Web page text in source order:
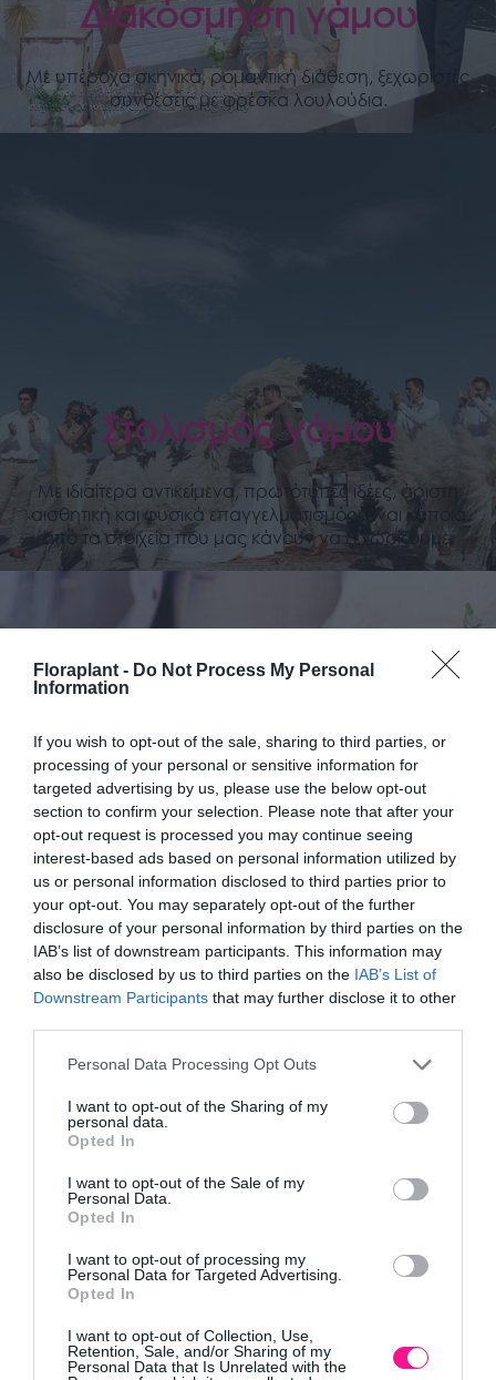
Floraplant - Do Not Process My Personal
Information
If you wish to opt-out of the sale, sharing to third parties, or
processing of your personal or sensitive information for
targeted advertising by us, please use the below opt-out
section to confirm your selection. Please note that after your
opt-out request is processed you may continue seeing
interest-based ads based on personal information utilized by
us or personal information disclosed to third parties prior to
your opt-out. You may separately opt-out of the further
disclosure of your personal information by third parties on the
IAB’s list of downstream participants. This information may
also be disclosed by us to third parties on the IAB’s List of
Downstream Participants that may further disclose it to other
Please note that this website/app uses one or more Google
not limited to your visit or usage behaviour. You may click to
grant or deny consent to Google and its third-party tags to
use your data for below specified purposes in below Google
consent section.
Personal Data Processing Opt Outs
I want to opt-out of the Sharing of my
personal data.
Opted In
I want to opt-out of the Sale of my
Personal Data.
Opted In
I want to opt-out of processing my
Personal Data for Targeted Advertising.
Opted In
I want to opt-out of Collection, Use,
Retention, Sale, and/or Sharing of my
Personal Data that Is Unrelated with the
Διακόσμηση γάμου
Με υπέροχα σκηνικά, ρομαντική διάθεση, ξεχωριστές
συνθέσεις με φρέσκα λουλούδια.
Στολισμός γάμου
Με ιδιαίτερα αντικείμενα, πρωτότυπες ιδέες, άριστη
αισθητική και φυσικά επαγγελματισμός, είναι κάποια
από τα στοιχεία που μας κάνουν να ξεχωρίζουμε.
Νυφικό Μπουκέτο​
Νυφική ανθοδέσμη – μπουκέτο με άνθη εποχής στις
προτεινόμενες αποχρώσεις σε συνδυασμό με τον
υπόλοιπο στολισμό. Οι ανθοδέσμες δημιουργούνται με
όλες τις ευπρόσδεκτες αλλαγές καθώς και